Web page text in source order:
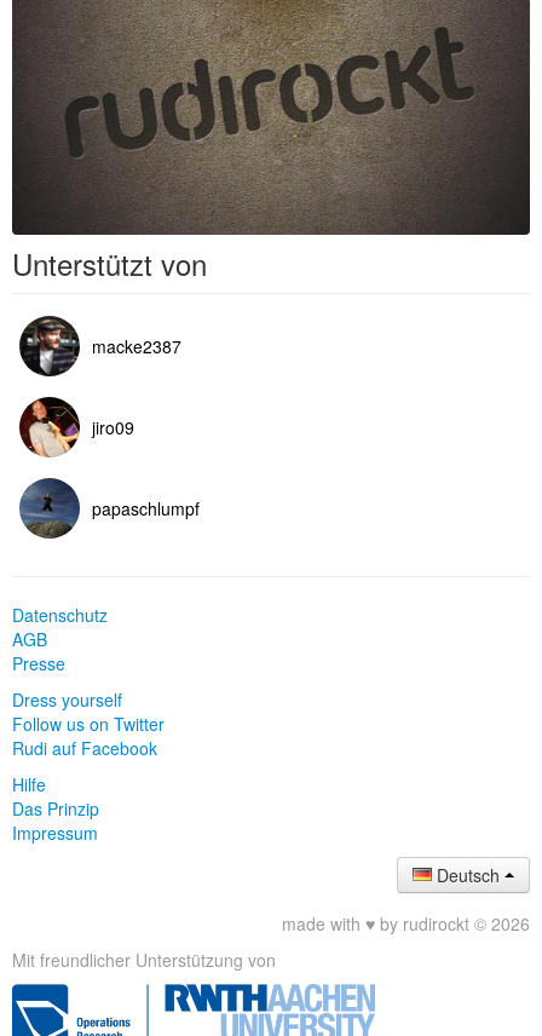
Unterstützt von
macke2387
jiro09
papaschlumpf
Datenschutz
AGB
Presse
Dress yourself
Follow us on Twitter
Rudi auf Facebook
Hilfe
Das Prinzip
Impressum
Deutsch
made with ♥ by rudirockt © 2026
Mit freundlicher Unterstützung von